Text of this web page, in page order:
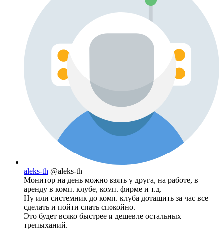
aleks-th @aleks-th
Монитор на день можно взять у друга, на работе, в
аренду в комп. клубе, комп. фирме и т.д.
Ну или системник до комп. клуба дотащить за час все
сделать и пойти спать спокойно.
Это будет всяко быстрее и дешевле остальных
трепыханий.